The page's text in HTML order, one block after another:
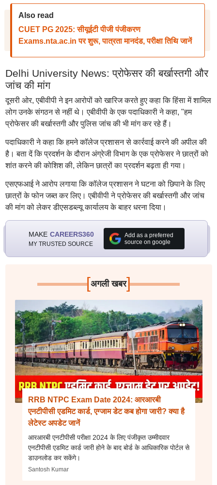
Also read
CUET PG 2025: सीयूईटी पीजी पंजीकरण
Exams.nta.ac.in पर शुरू, पात्रता मानदंड, परीक्षा तिथि जानें
Delhi University News: प्रोफेसर की बर्खास्तगी और
जांच की मांग
दूसरी ओर, एबीवीपी ने इन आरोपों को खारिज करते हुए कहा कि हिंसा में शामिल
लोग उनके संगठन से नहीं थे। एबीवीपी के एक पदाधिकारी ने कहा, "हम
प्रोफेसर की बर्खास्तगी और पुलिस जांच की भी मांग कर रहे हैं।
पदाधिकारी ने कहा कि हमने कॉलेज प्रशासन से कार्रवाई करने की अपील की
है। बता दें कि प्रदर्शन के दौरान अंग्रेजी विभाग के एक प्रोफेसर ने छात्रों को
शांत करने की कोशिश की, लेकिन छात्रों का प्रदर्शन बढ़ता ही गया।
एसएफआई ने आरोप लगाया कि कॉलेज प्रशासन ने घटना को छिपाने के लिए
छात्रों के फोन जब्त कर लिए। एबीवीपी ने प्रोफेसर की बर्खास्तगी और जांच
की मांग को लेकर डीएसडब्ल्यू कार्यालय के बाहर धरना दिया।
MAKE CAREERS360
MY TRUSTED SOURCE
Add as a preferred
source on google
[अगली खबर]
RRB NTPC Exam Date 2024: आरआरबी
एनटीपीसी एडमिट कार्ड, एग्जाम डेट कब होगा जारी? क्या है
लेटेस्ट अपडेट जानें
आरआरबी एनटीपीसी परीक्षा 2024 के लिए पंजीकृत उम्मीदवार
एनटीपीसी एडमिट कार्ड जारी होने के बाद बोर्ड के आधिकारिक पोर्टल से
डाउनलोड कर सकेंगे।
Santosh Kumar